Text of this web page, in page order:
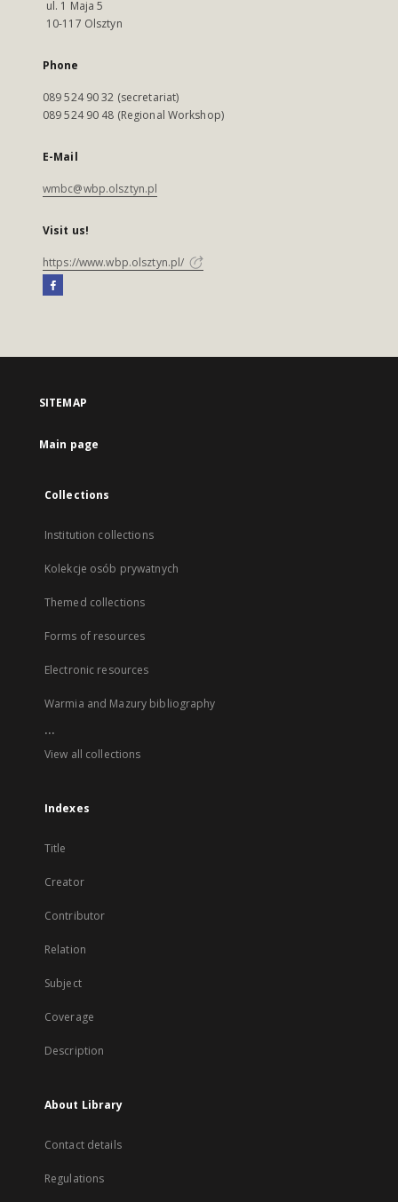
ul. 1 Maja 5
10-117 Olsztyn
Phone
089 524 90 32 (secretariat)
089 524 90 48 (Regional Workshop)
E-Mail
wmbc@wbp.olsztyn.pl
Visit us!
https://www.wbp.olsztyn.pl/
SITEMAP
Main page
Collections
Institution collections
Kolekcje osób prywatnych
Themed collections
Forms of resources
Electronic resources
Warmia and Mazury bibliography
...
View all collections
Indexes
Title
Creator
Contributor
Relation
Subject
Coverage
Description
About Library
Contact details
Regulations